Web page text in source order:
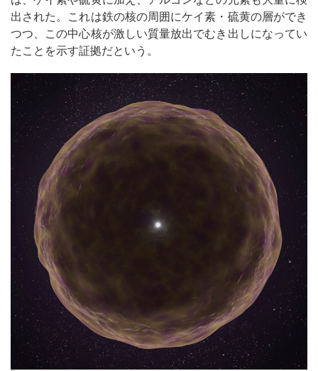
出された。これは鉄の核の周囲にケイ素・硫黄の層ができ
つつ、この中心核が激しい質量放出でむき出しになってい
たことを示す証拠だという。